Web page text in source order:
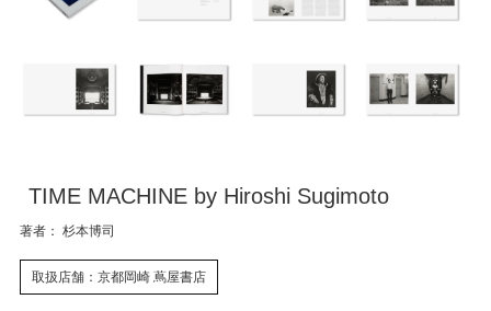
TIME MACHINE by Hiroshi Sugimoto
著者： 杉本博司
取扱店舗：京都岡崎 蔦屋書店